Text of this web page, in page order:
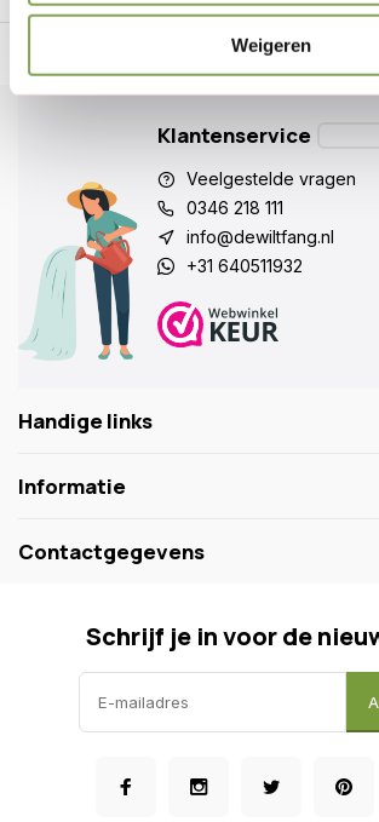
Weigeren
dagen bedenktijd
Klantenservice
Veelgestelde vragen
0346 218 111
info@dewiltfang.nl
+31 640511932
Handige links
Informatie
Contactgegevens
Schrijf je in voor de